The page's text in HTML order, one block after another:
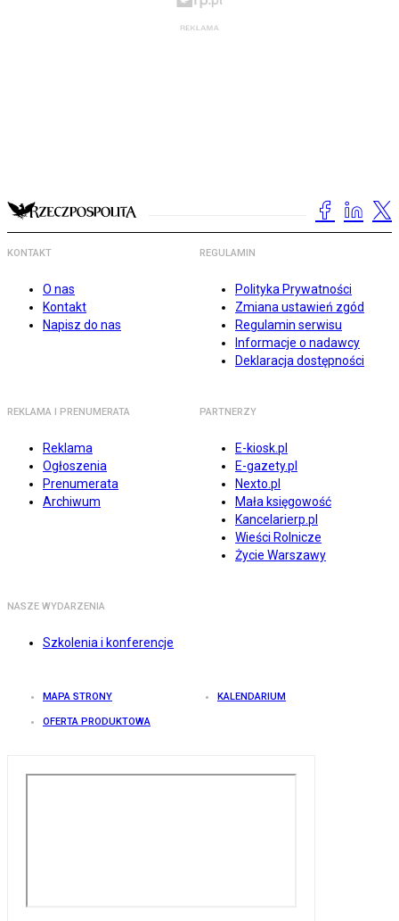
KONTAKT
O nas
Kontakt
Napisz do nas
REGULAMIN
Polityka Prywatności
Zmiana ustawień zgód
Regulamin serwisu
Informacje o nadawcy
Deklaracja dostępności
REKLAMA I PRENUMERATA
Reklama
Ogłoszenia
Prenumerata
Archiwum
PARTNERZY
E-kiosk.pl
E-gazety.pl
Nexto.pl
Mała księgowość
Kancelarierp.pl
Wieści Rolnicze
Życie Warszawy
NASZE WYDARZENIA
Szkolenia i konferencje
MAPA STRONY KALENDARIUM
OFERTA PRODUKTOWA